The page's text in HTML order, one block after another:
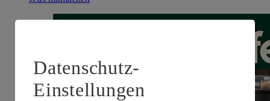
Datenschutz-
Einstellungen